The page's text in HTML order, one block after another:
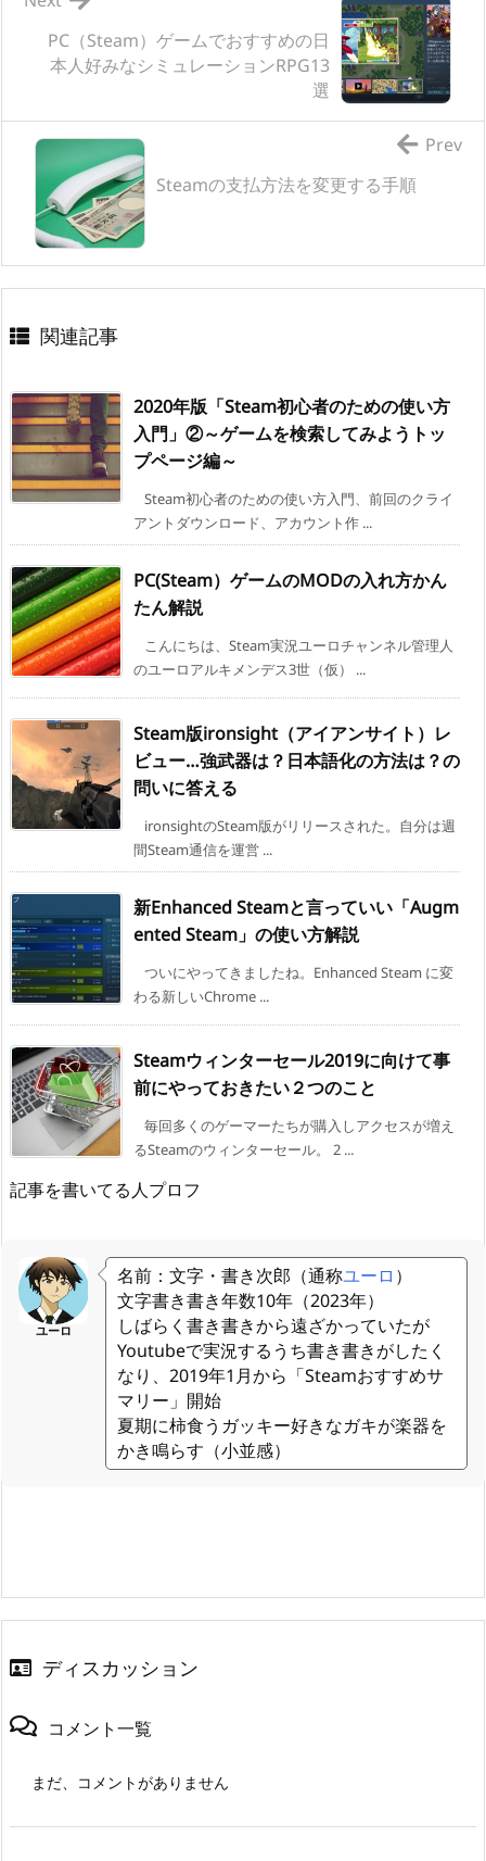
PC（Steam）ゲームでおすすめの日
本人好みなシミュレーションRPG13
選
Steamの支払方法を変更する手順
Prev
関連記事
2020年版「Steam初心者のための使い方
入門」②～ゲームを検索してみようトッ
プページ編～
Steam初心者のための使い方入門、前回のクライ
アントダウンロード、アカウント作 ...
PC(Steam）ゲームのMODの入れ方かん
たん解説
こんにちは、Steam実況ユーロチャンネル管理人
のユーロアルキメンデス3世（仮） ...
Steam版ironsight（アイアンサイト）レ
ビュー…強武器は？日本語化の方法は？の
問いに答える
ironsightのSteam版がリリースされた。自分は週
間Steam通信を運営 ...
新Enhanced Steamと言っていい「Augm
ented Steam」の使い方解説
ついにやってきましたね。Enhanced Steam に変
わる新しいChrome ...
Steamウィンターセール2019に向けて事
前にやっておきたい２つのこと
毎回多くのゲーマーたちが購入しアクセスが増え
るSteamのウィンターセール。 2 ...
記事を書いてる人プロフ
ユーロ
名前：文字・書き次郎（通称ユーロ ）
文字書き書き年数10年（2023年）
しばらく書き書きから遠ざかっていたが
Youtubeで実況するうち書き書きがしたく
なり、2019年1月から「Steamおすすめサ
マリー」開始
夏期に柿食うガッキー好きなガキが楽器を
かき鳴らす（小並感）
ディスカッション
コメント一覧
まだ、コメントがありません